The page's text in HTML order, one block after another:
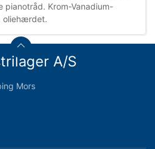
pianotråd. Krom-Vanadium-
oliehærdet.
A/S
Mors